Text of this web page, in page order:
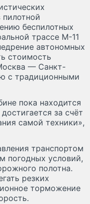
беспилотных
трассе М-11
автономных
стоимость
— Санкт-
с традиционными
пока находится
за счёт
самой техники»,
транспортом
погодных условий,
полотна.
резких
торможение